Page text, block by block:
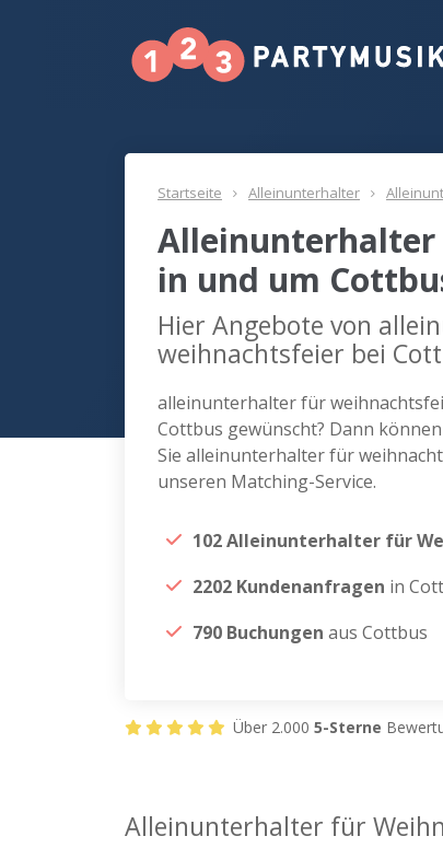
Startseite Alleinunterhalter
in und um
Hier Angebote von
weihnachtsfeier bei
alleinunterhalter für
Cottbus gewünscht? Dann
Sie alleinunterhalter für
unseren Matching-Service.
102 Alleinunterhalter für
2202 Kundenanfragen in
790 Buchungen aus Cottbus
Über 2.000 5-Sterne
Alleinunterhalter für